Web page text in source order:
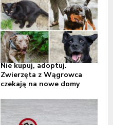
Nie kupuj, adoptuj.
Zwierzęta z Wągrowca
czekają na nowe domy